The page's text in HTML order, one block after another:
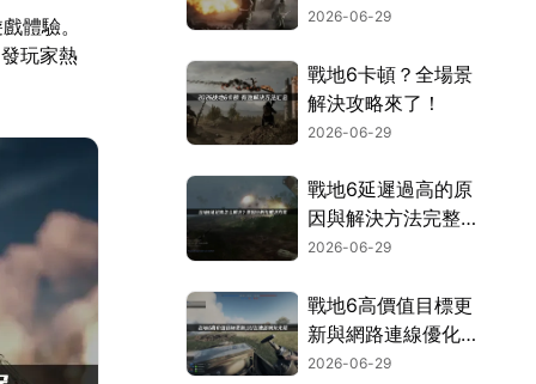
體驗。
玩家熱
安全設定！
2026-06-29
戰地6卡頓？全場景
解決攻略來了！
2026-06-29
戰地6延遲過高的原
因與解決方法完整解
析！
2026-06-29
戰地6高價值目標更
新與網路連線優化攻
略！
2026-06-29